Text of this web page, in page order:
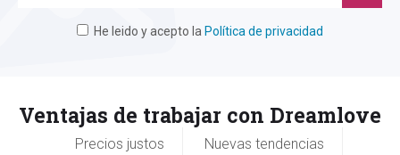
He leido y acepto la Política de privacidad
Ventajas de trabajar con Dreamlove
Precios justos
Nuevas tendencias